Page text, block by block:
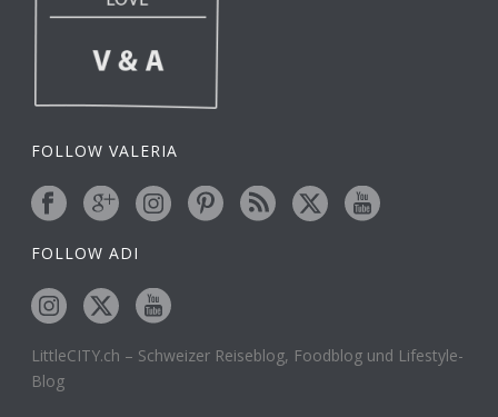
FOLLOW VALERIA
FOLLOW ADI
LittleCITY.ch – Schweizer Reiseblog, Foodblog und Lifestyle-
Blog